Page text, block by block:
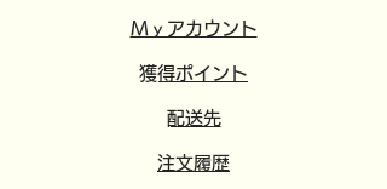
​​Mｙアカウント
​獲得ポイント
​配送先
注文履歴